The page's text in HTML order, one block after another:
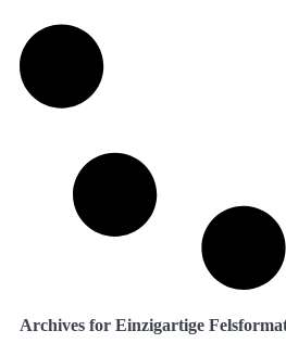
Archives for Einzigartige